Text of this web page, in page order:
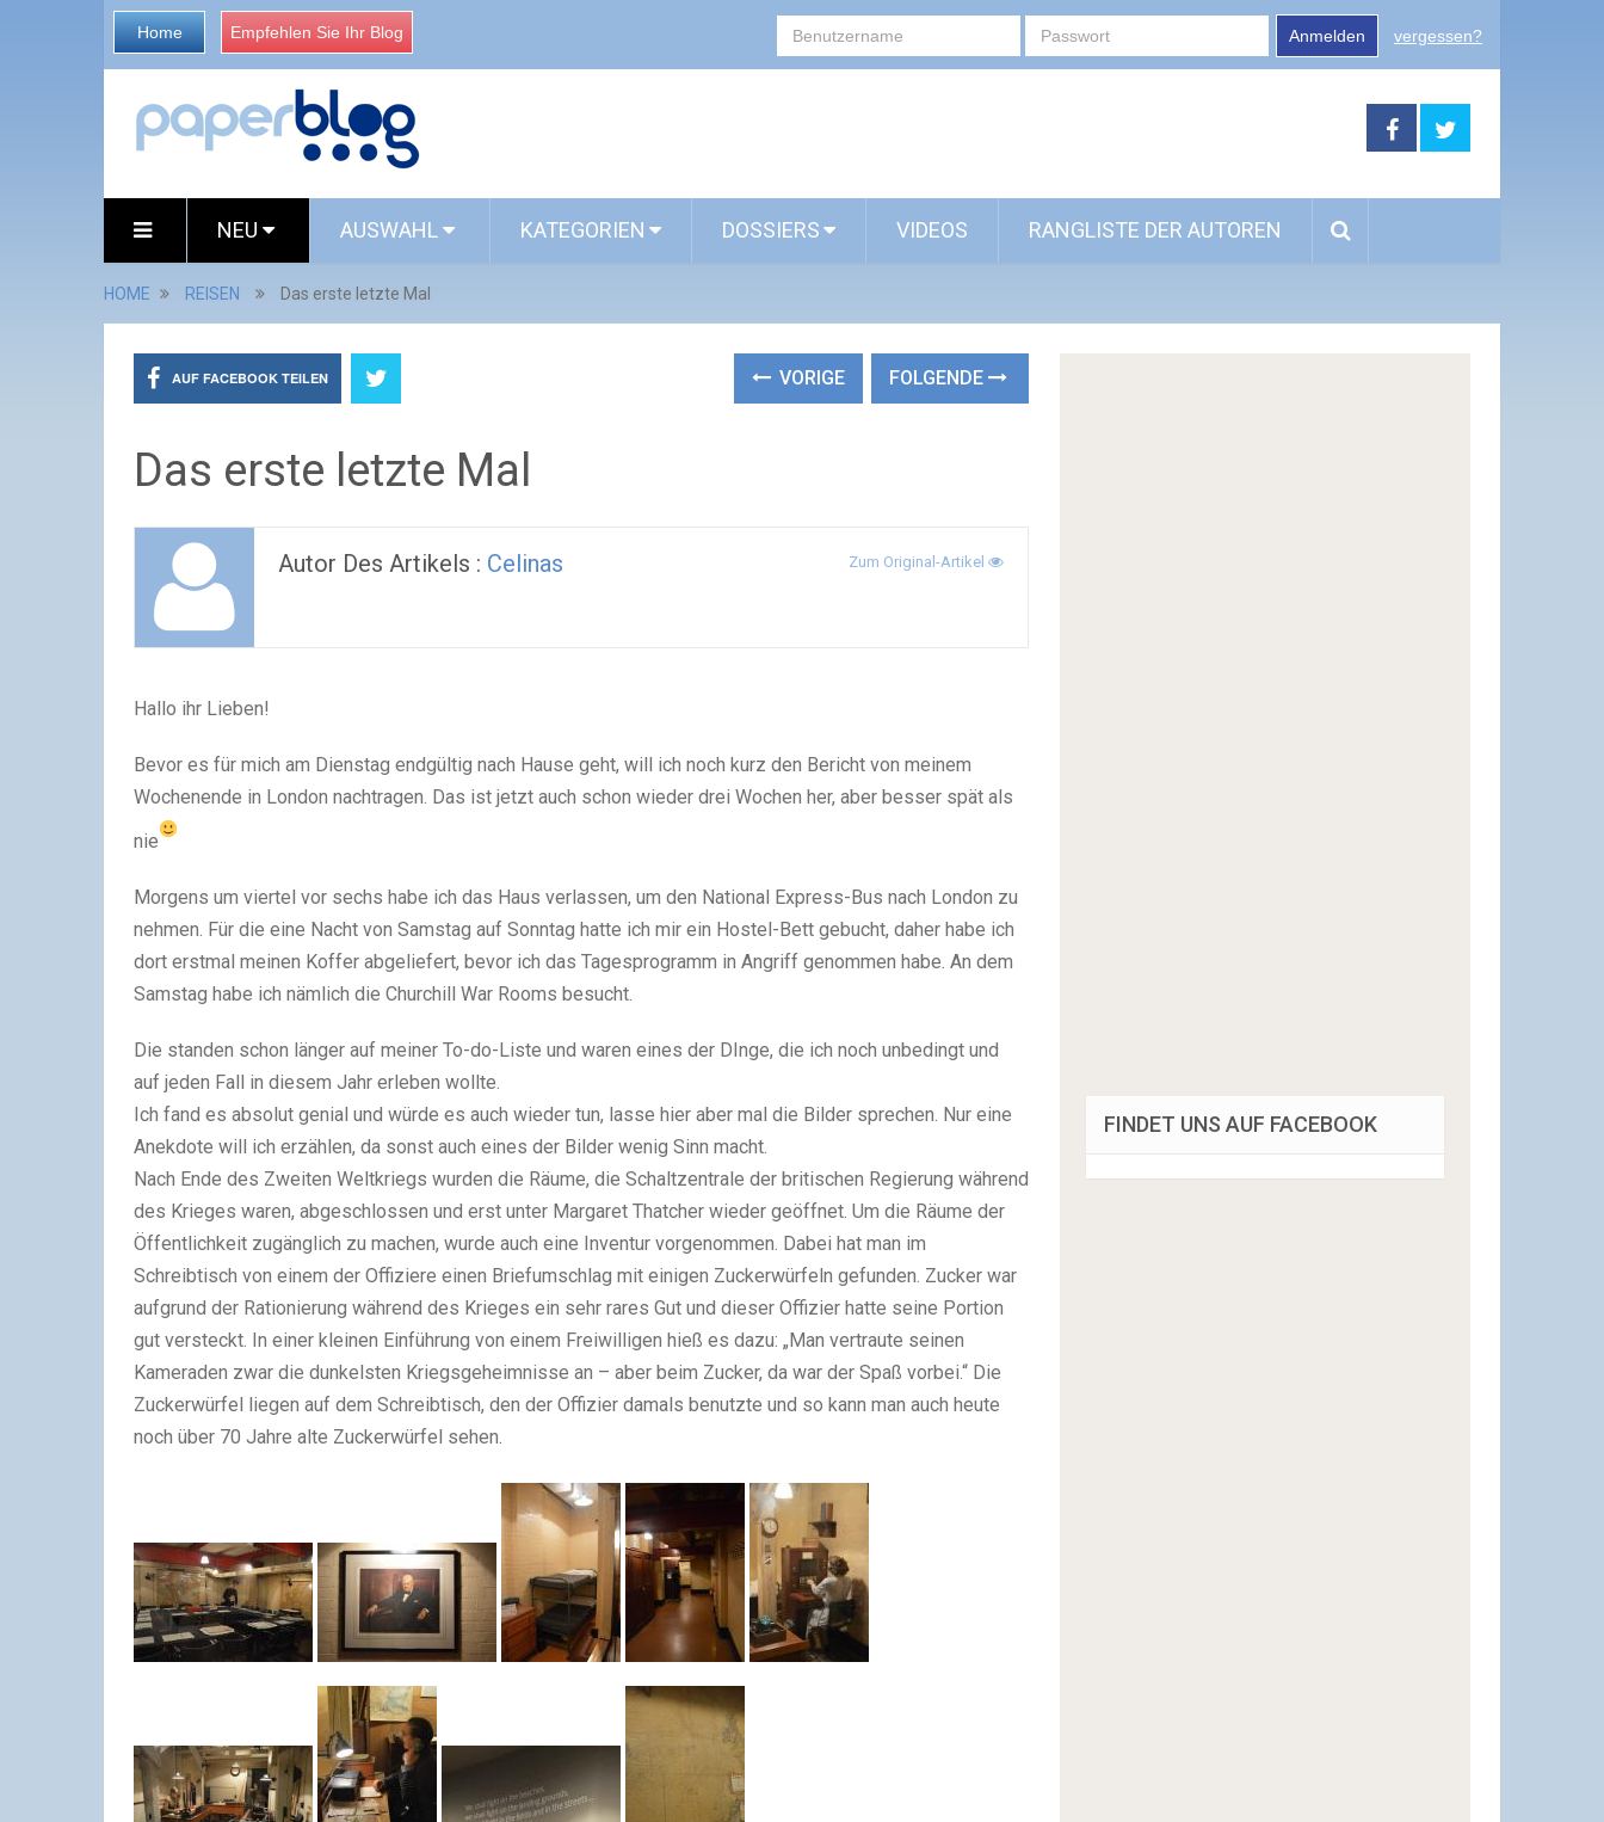
Home Empfehlen Sie Ihr Blog Anmelden vergessen?
NEU AUSWAHL KATEGORIEN DOSSIERS VIDEOS RANGLISTE DER AUTOREN
HOME REISEN Das erste letzte Mal
AUF FACEBOOK TEILEN VORIGE FOLGENDE
Das erste letzte Mal
Autor Des Artikels : Celinas Zum Original-Artikel
Hallo ihr Lieben!
Bevor es für mich am Dienstag endgültig nach Hause geht, will ich noch kurz den Bericht von meinem
Wochenende in London nachtragen. Das ist jetzt auch schon wieder drei Wochen her, aber besser spät als
nie
Morgens um viertel vor sechs habe ich das Haus verlassen, um den National Express-Bus nach London zu
nehmen. Für die eine Nacht von Samstag auf Sonntag hatte ich mir ein Hostel-Bett gebucht, daher habe ich
dort erstmal meinen Koffer abgeliefert, bevor ich das Tagesprogramm in Angriff genommen habe. An dem
Samstag habe ich nämlich die Churchill War Rooms besucht.
Die standen schon länger auf meiner To-do-Liste und waren eines der DInge, die ich noch unbedingt und
auf jeden Fall in diesem Jahr erleben wollte.
Ich fand es absolut genial und würde es auch wieder tun, lasse hier aber mal die Bilder sprechen. Nur eine
Anekdote will ich erzählen, da sonst auch eines der Bilder wenig Sinn macht.
Nach Ende des Zweiten Weltkriegs wurden die Räume, die Schaltzentrale der britischen Regierung während
des Krieges waren, abgeschlossen und erst unter Margaret Thatcher wieder geöffnet. Um die Räume der
Öffentlichkeit zugänglich zu machen, wurde auch eine Inventur vorgenommen. Dabei hat man im
Schreibtisch von einem der Offiziere einen Briefumschlag mit einigen Zuckerwürfeln gefunden. Zucker war
aufgrund der Rationierung während des Krieges ein sehr rares Gut und dieser Offizier hatte seine Portion
gut versteckt. In einer kleinen Einführung von einem Freiwilligen hieß es dazu: „Man vertraute seinen
Kameraden zwar die dunkelsten Kriegsgeheimnisse an – aber beim Zucker, da war der Spaß vorbei.“ Die
Zuckerwürfel liegen auf dem Schreibtisch, den der Offizier damals benutzte und so kann man auch heute
noch über 70 Jahre alte Zuckerwürfel sehen.
FINDET UNS AUF FACEBOOK